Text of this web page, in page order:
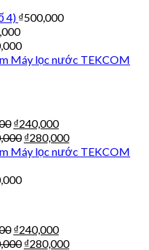
4) ₫500,000
Máy lọc nước TEKCOM
₫240,000
₫280,000
Máy lọc nước TEKCOM
₫240,000
₫280,000